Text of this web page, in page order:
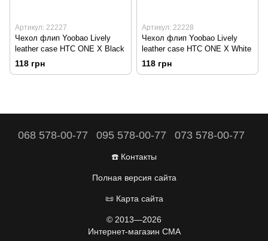
Артикул: 22227
Чехол флип Yoobao Lively
leather case HTC ONE X Black
118 грн
Артикул: 22228
Чехол флип Yoobao Lively
leather case HTC ONE X White
118 грн
068 578-00-77 095 578-00-77 073 578-00-77
☎️ Контакты
Полная версия сайта
📜 Карта сайта
© 2013—2026
Интернет-магазин CMA